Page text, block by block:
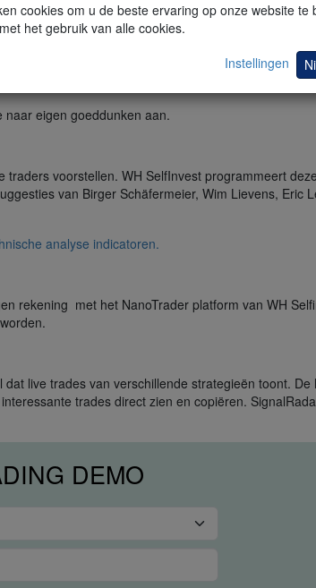
trading store aan. Klanten kunnen deze strategieën
onze store. De store wordt voortdurend uitgebreid
platform. Ze kunnen onmiddellijk gebruikt worden
eigen goeddunken aan.
voorstellen. WH SelfInvest programmeert
van Birger Schäfermeier, Wim Lievens, Eric
analyse indicatoren.
rekening met het NanoTrader platform van WH
live trades van verschillende strategieën toont.
trades direct zien en copiëren.
cookies om u de beste ervaring op onze website te
het gebruik van alle cookies.
Instellingen
DEMO